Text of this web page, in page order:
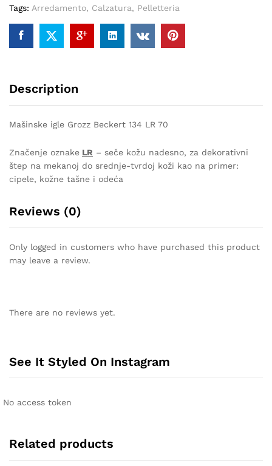
Tags: Arredamento, Calzatura, Pelletteria
Description
Mašinske igle Grozz Beckert 134 LR 70
Značenje oznake LR – seče kožu nadesno, za dekorativni
štep na mekanoj do srednje-tvrdoj koži kao na primer:
cipele, kožne tašne i odeća
Reviews (0)
Only logged in customers who have purchased this product
may leave a review.
There are no reviews yet.
See It Styled On Instagram
No access token
Related products